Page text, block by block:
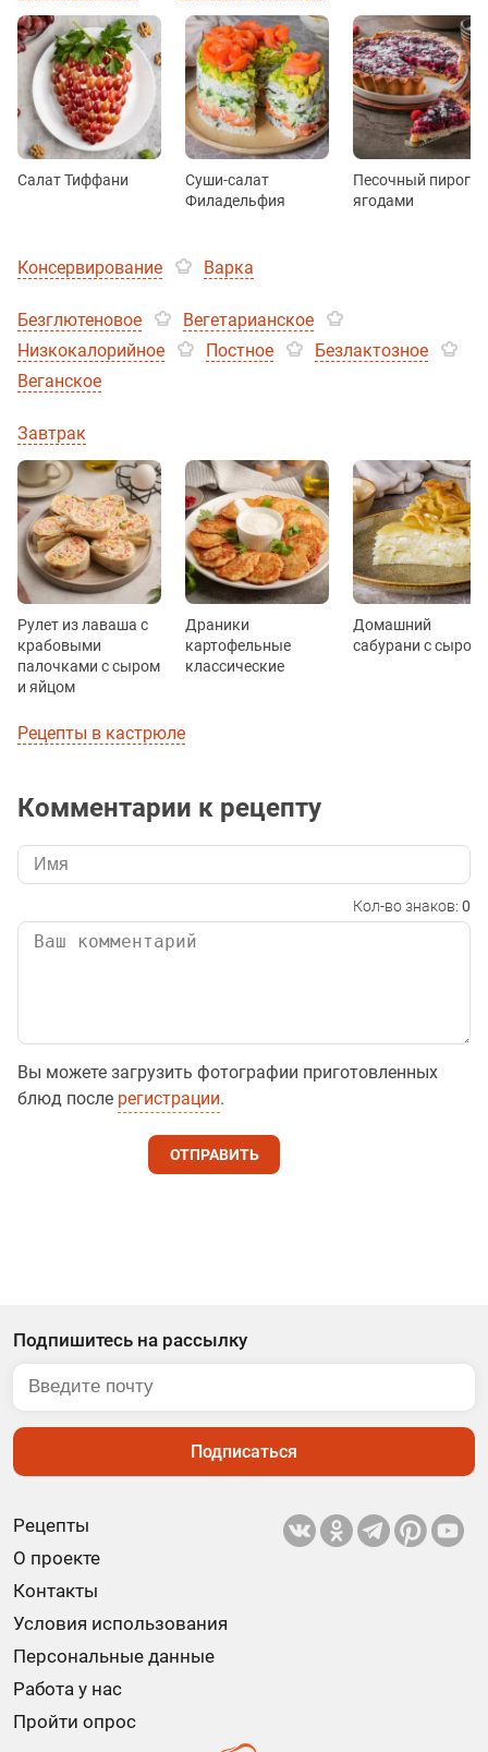
Салат Тиффани
Суши-салат
Филадельфия
Песочный пирог с
ягодами
Консервирование Варка
Безглютеновое
Вегетарианское
Низкокалорийное
Постное
Безлактозное
Веганское
Завтрак
Рулет из лаваша с
крабовыми
палочками с сыром
и яйцом
Драники
картофельные
классические
Домашний
сабурани с сыром
Рецепты в кастрюле
Комментарии к рецепту
Кол-во знаков: 0
Вы можете загрузить фотографии приготовленных
блюд после регистрации.
ОТПРАВИТЬ
Рецепты
О проекте
Контакты
Условия использования
Персональные данные
Работа у нас
Пройти опрос
Подпишитесь на рассылку
Подписаться